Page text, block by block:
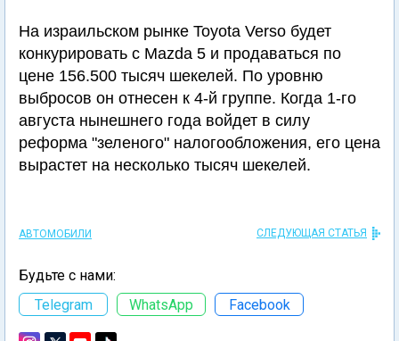
На израильском рынке Toyota Verso будет
конкурировать с Mazda 5 и продаваться по
цене 156.500 тысяч шекелей. По уровню
выбросов он отнесен к 4-й группе. Когда 1-го
августа нынешнего года войдет в силу
реформа "зеленого" налогообложения, его цена
вырастет на несколько тысяч шекелей.
АВТОМОБИЛИ СЛЕДУЮЩАЯ СТАТЬЯ
Будьте с нами:
Telegram
WhatsApp Facebook